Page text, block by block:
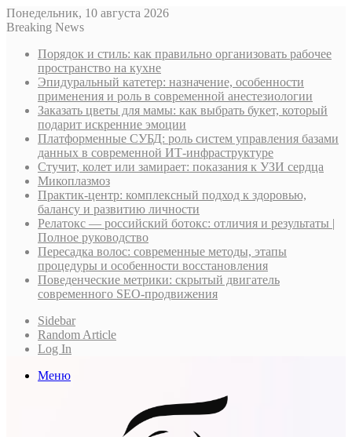
Понедельник, 10 августа 2026
Breaking News
Порядок и стиль: как правильно организовать рабочее
пространство на кухне
Эпидуральный катетер: назначение, особенности
применения и роль в современной анестезиологии
Заказать цветы для мамы: как выбрать букет, который
подарит искренние эмоции
Платформенные СУБД: роль систем управления базами
данных в современной ИТ-инфраструктуре
Стучит, колет или замирает: показания к УЗИ сердца
Микоплазмоз
Практик-центр: комплексный подход к здоровью,
балансу и развитию личности
Релатокс — российский ботокс: отличия и результаты |
Полное руководство
Пересадка волос: современные методы, этапы
процедуры и особенности восстановления
Поведенческие метрики: скрытый двигатель
современного SEO-продвижения
Sidebar
Random Article
Log In
Меню